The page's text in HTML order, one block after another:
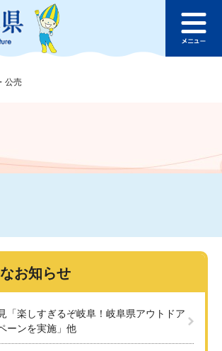
このページの本文へ
ュ
公売
お知らせ
「楽しすぎるぞ岐阜！岐阜県アウトドア
ーンを実施」他